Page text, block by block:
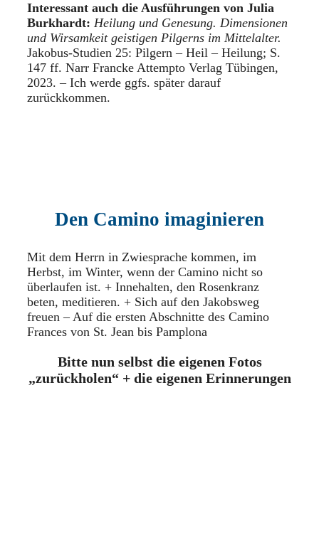
Interessant auch die Ausführungen von Julia
Burkhardt: Heilung und Genesung. Dimensionen
und Wirsamkeit geistigen Pilgerns im Mittelalter.
Jakobus-Studien 25: Pilgern – Heil – Heilung; S.
147 ff. Narr Francke Attempto Verlag Tübingen,
2023. – Ich werde ggfs. später darauf
zurückkommen.
Den Camino imaginieren
Mit dem Herrn in Zwiesprache kommen, im
Herbst, im Winter, wenn der Camino nicht so
überlaufen ist. + Innehalten, den Rosenkranz
beten, meditieren. + Sich auf den Jakobsweg
freuen – Auf die ersten Abschnitte des Camino
Frances von St. Jean bis Pamplona
Bitte nun selbst die eigenen Fotos
„zurückholen“ + die eigenen Erinnerungen